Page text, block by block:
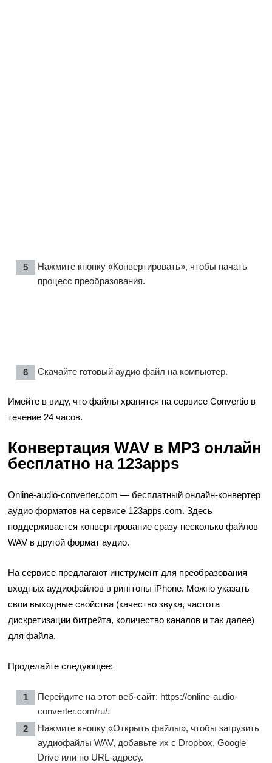
Нажмите кнопку «Конвертировать», чтобы начать
процесс преобразования.
Скачайте готовый аудио файл на компьютер.
Имейте в виду, что файлы хранятся на сервисе Convertio в
течение 24 часов.
Конвертация WAV в MP3 онлайн
бесплатно на 123apps
Online-audio-converter.com — бесплатный онлайн-конвертер
аудио форматов на сервисе 123apps.com. Здесь
поддерживается конвертирование сразу несколько файлов
WAV в другой формат аудио.
На сервисе предлагают инструмент для преобразования
входных аудиофайлов в рингтоны iPhone. Можно указать
свои выходные свойства (качество звука, частота
дискретизации битрейта, количество каналов и так далее)
для файла.
Проделайте следующее:
Перейдите на этот веб-сайт: https://online-audio-
converter.com/ru/.
Нажмите кнопку «Открыть файлы», чтобы загрузить
аудиофайлы WAV, добавьте их с Dropbox, Google
Drive или по URL-адресу.